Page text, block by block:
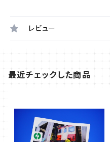
レビュー
最近チェックした商品